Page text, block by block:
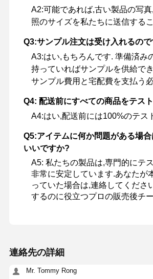
A2:可能であれば,古い製品の写
照のサイズを私たちに送信する
Q3:サンプル注文は受け入れるの
A3:はい,もちろんです. 準備済み
持っていればサンプルを供給で
サンプル費用と宅配費を支払う
Q4: 配送前にすべての商品をテス
A4:はい,配送前には100%のテス
Q5:アイテムに何か問題がある場
いいですか?
A5: 私たちの製品は,専門的にテ
非常に安定しています.あなたが
っていた場合は,連絡してくださ
するのに役立つプロの販売後チ
連絡先の詳細
Mr. Tommy Rong